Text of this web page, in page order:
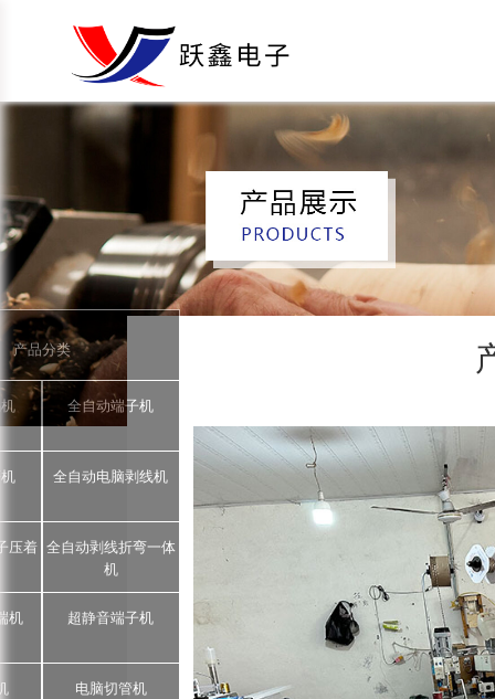
产品分类
全自动端子机
全自动电脑剥线机
压着 全自动剥线折弯一体
机
机 超静音端子机
电脑切管机